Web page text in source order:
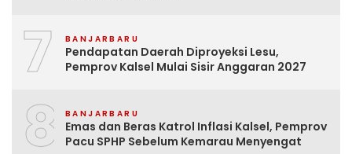
7 BANJARBARU
Pendapatan Daerah Diproyeksi Lesu,
Pemprov Kalsel Mulai Sisir Anggaran 2027
8 BANJARBARU
Emas dan Beras Katrol Inflasi Kalsel, Pemprov
Pacu SPHP Sebelum Kemarau Menyengat